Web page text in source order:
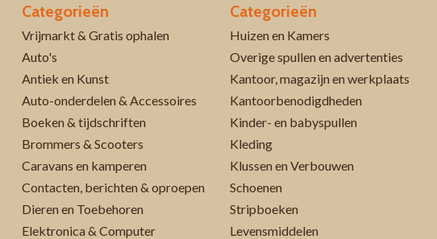
Categorieën
Vrijmarkt & Gratis ophalen
Auto's
Antiek en Kunst
Auto-onderdelen & Accessoires
Boeken & tijdschriften
Brommers & Scooters
Caravans en kamperen
Contacten, berichten & oproepen
Dieren en Toebehoren
Elektronica & Computer
Categorieën
Huizen en Kamers
Overige spullen en advertenties
Kantoor, magazijn en werkplaats
Kantoorbenodigdheden
Kinder- en babyspullen
Kleding
Klussen en Verbouwen
Schoenen
Stripboeken
Levensmiddelen